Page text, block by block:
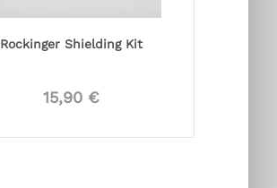
Rockinger Shielding Kit
15,90 €